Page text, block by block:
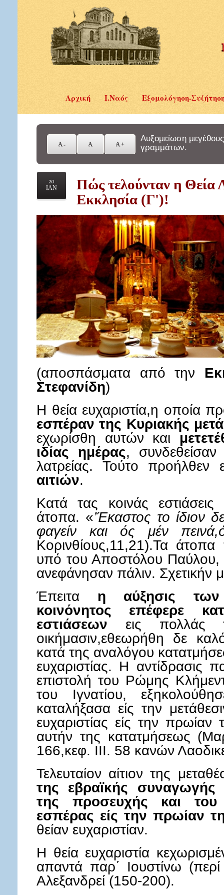
Αρχική Ι.Ναός Εξομολόγηση-
Αυξομείωση μεγέθους
γραμμάτων.
20
ΙΑΝ
Πώς τελούνταν η Θεία
Εκκλησία (Γ')!
(αποσπάσματα από την
Στεφανίδη)
Η θεία ευχαριστία,η οποία
εσπέραν της Κυριακής
εχωρίσθη αυτών και
ιδίας ημέρας,
λατρείας. Τούτο
αιτιών.
Κατά τας κοινάς εστιάσεις
άτοπα. «’Έκαστος το ίδιον
φαγείν και ός μέν
Κορινθίους,11,21).Τα
υπό του Αποστόλου Παύλου,
ανεφάνησαν πάλιν. Σχετικήν
Έπειτα η αύξησις των
κοινόνητος επέφερε
εστιάσεων εις πολλάς
οικήμασιν,εθεωρήθη δε
κατά της αναλόγου
ευχαριστίας. Η αντίδρασις
επιστολή του Ρώμης
του Ιγνατίου,
καταλήξασα είς την
ευχαριστίας είς την
αυτήν της κατατμήσεως
166,κεφ. III. 58 κανών
Τελευταίον αίτιον της
της εβραϊκής συναγωγής
της προσευχής και
εσπέρας είς την πρωίαν
θείαν ευχαριστίαν.
Η θεία ευχαριστία
απαντά παρ΄ Ιουστίνω
Αλεξανδρεί (150-200).